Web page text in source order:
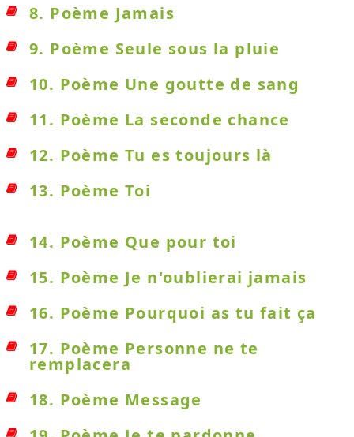
8. Poème Jamais
9. Poème Seule sous la pluie
10. Poème Une goutte de sang
11. Poème La seconde chance
12. Poème Tu es toujours là
13. Poème Toi
14. Poème Que pour toi
15. Poème Je n'oublierai jamais
16. Poème Pourquoi as tu fait ça
17. Poème Personne ne te
remplacera
18. Poème Message